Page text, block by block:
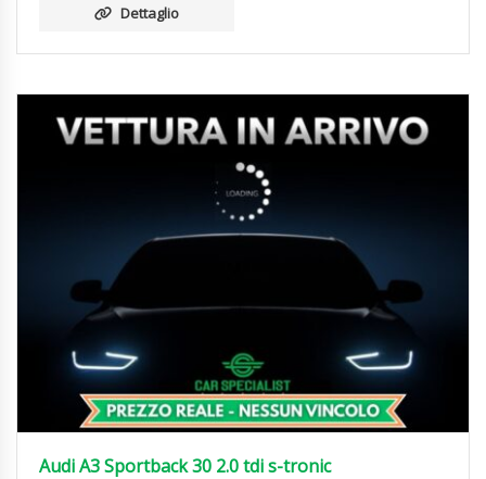
Dettaglio
Audi A3 Sportback 30 2.0 tdi s-tronic